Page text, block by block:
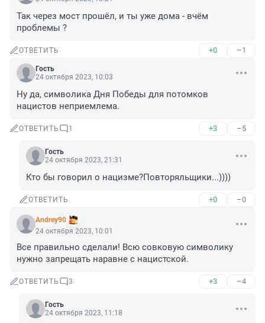
Так через мост прошёл, и ты уже дома - вчём
проблемы ?
ОТВЕТИТЬ +0 –1
Гость
24 октября 2023, 10:03
Ну да, символика Дня Победы для потомков
нацистов неприемлема.
ОТВЕТИТЬ 1 +3 –5
Гость
24 октября 2023, 21:31
Кто бы говорил о нацизме?Повторяльщики...))))
ОТВЕТИТЬ +0 –0
Andrey90
24 октября 2023, 10:01
Все правильно сделали! Всю совковую символику
нужно запрещать наравне с нацистской.
ОТВЕТИТЬ 3 +3 –4
Гость
24 октября 2023, 11:18